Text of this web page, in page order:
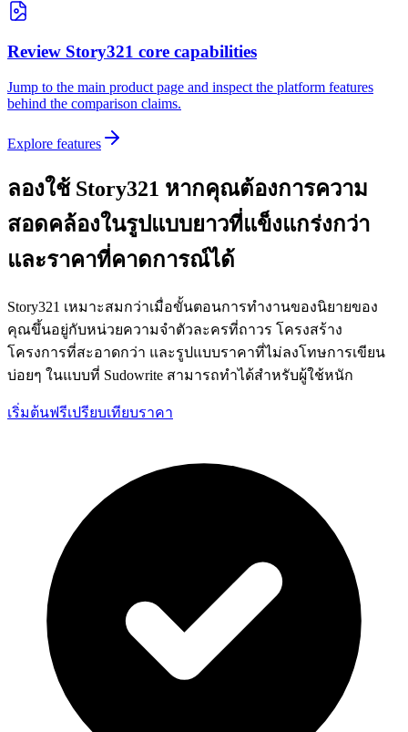
Review Story321 core capabilities
Jump to the main product page and inspect the platform features
behind the comparison claims.
Explore features
ลองใช้ Story321 หากคุณต้องการความ
สอดคล้องในรูปแบบยาวที่แข็งแกร่งกว่า
และราคาที่คาดการณ์ได้
Story321 เหมาะสมกว่าเมื่อขั้นตอนการทำงานของนิยายของ
คุณขึ้นอยู่กับหน่วยความจำตัวละครที่ถาวร โครงสร้าง
โครงการที่สะอาดกว่า และรูปแบบราคาที่ไม่ลงโทษการเขียน
บ่อยๆ ในแบบที่ Sudowrite สามารถทำได้สำหรับผู้ใช้หนัก
เริ่มต้นฟรีเปรียบเทียบราคา